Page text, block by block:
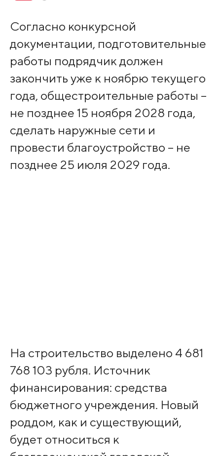
Согласно конкурсной
документации, подготовительные
работы подрядчик должен
закончить уже к ноябрю текущего
года, общестроительные работы –
не позднее 15 ноября 2028 года,
сделать наружные сети и
провести благоустройство – не
позднее 25 июля 2029 года.
На строительство выделено 4 681
768 103 рубля. Источник
финансирования: средства
бюджетного учреждения. Новый
роддом, как и существующий,
будет относиться к